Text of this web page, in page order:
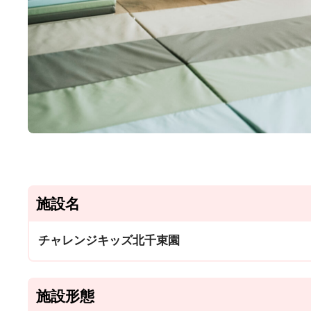
施設名
チャレンジキッズ北千束園
施設形態